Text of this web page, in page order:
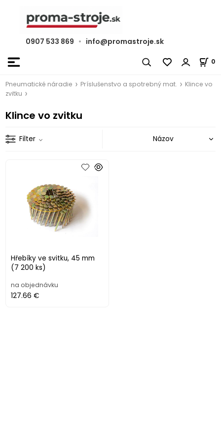
0907 533 869 • info@promastroje.sk
0
Pneumatické náradie Príslušenstvo a spotrebný mat.
Klince vo
zvitku
Klince vo zvitku
Filter
Hřebíky ve svitku, 45 mm
(7 200 ks)
na objednávku
127.66 €